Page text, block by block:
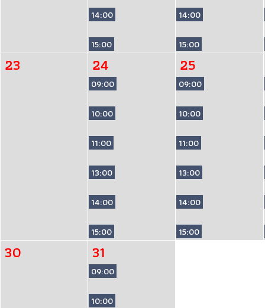
14:00
15:00
14:00
15:00
23 24
09:00
10:00
11:00
13:00
14:00
15:00
25
09:00
10:00
11:00
13:00
14:00
15:00
30 31
09:00
10:00